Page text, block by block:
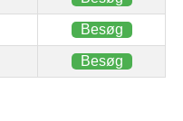
Besøg
Besøg